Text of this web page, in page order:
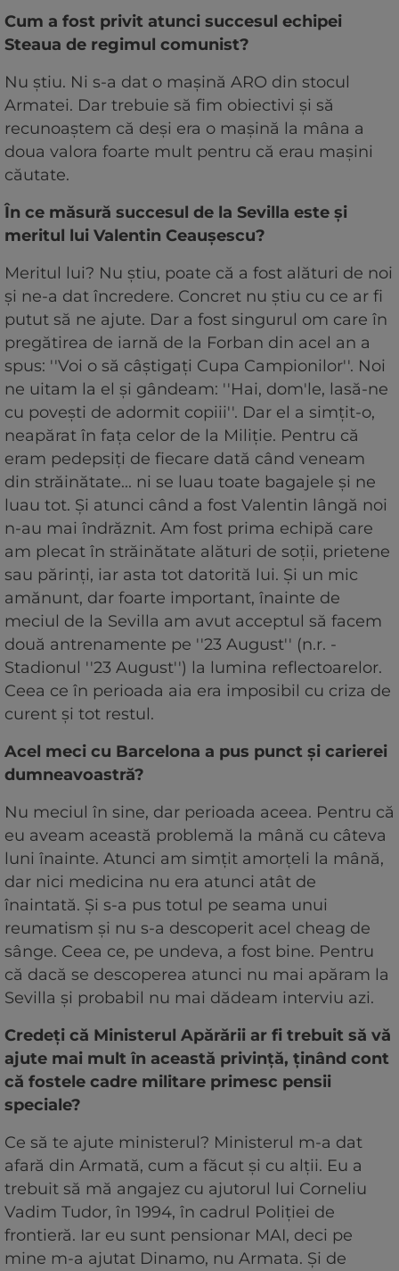
Cum a fost privit atunci succesul echipei
Steaua de regimul comunist?
Nu ştiu. Ni s-a dat o maşină ARO din stocul
Armatei. Dar trebuie să fim obiectivi şi să
recunoaştem că deşi era o maşină la mâna a
doua valora foarte mult pentru că erau maşini
căutate.
În ce măsură succesul de la Sevilla este şi
meritul lui Valentin Ceauşescu?
Meritul lui? Nu ştiu, poate că a fost alături de noi
şi ne-a dat încredere. Concret nu ştiu cu ce ar fi
putut să ne ajute. Dar a fost singurul om care în
pregătirea de iarnă de la Forban din acel an a
spus: ''Voi o să câştigaţi Cupa Campionilor''. Noi
ne uitam la el şi gândeam: ''Hai, dom'le, lasă-ne
cu poveşti de adormit copiii''. Dar el a simţit-o,
neapărat în faţa celor de la Miliţie. Pentru că
eram pedepsiţi de fiecare dată când veneam
din străinătate... ni se luau toate bagajele şi ne
luau tot. Şi atunci când a fost Valentin lângă noi
n-au mai îndrăznit. Am fost prima echipă care
am plecat în străinătate alături de soţii, prietene
sau părinţi, iar asta tot datorită lui. Şi un mic
amănunt, dar foarte important, înainte de
meciul de la Sevilla am avut acceptul să facem
două antrenamente pe ''23 August'' (n.r. -
Stadionul ''23 August'') la lumina reflectoarelor.
Ceea ce în perioada aia era imposibil cu criza de
curent şi tot restul.
Acel meci cu Barcelona a pus punct şi carierei
dumneavoastră?
Nu meciul în sine, dar perioada aceea. Pentru că
eu aveam această problemă la mână cu câteva
luni înainte. Atunci am simţit amorţeli la mână,
dar nici medicina nu era atunci atât de
înaintată. Şi s-a pus totul pe seama unui
reumatism şi nu s-a descoperit acel cheag de
sânge. Ceea ce, pe undeva, a fost bine. Pentru
că dacă se descoperea atunci nu mai apăram la
Sevilla şi probabil nu mai dădeam interviu azi.
Credeţi că Ministerul Apărării ar fi trebuit să vă
ajute mai mult în această privinţă, ţinând cont
că fostele cadre militare primesc pensii
speciale?
Ce să te ajute ministerul? Ministerul m-a dat
afară din Armată, cum a făcut şi cu alţii. Eu a
trebuit să mă angajez cu ajutorul lui Corneliu
Vadim Tudor, în 1994, în cadrul Poliţiei de
frontieră. Iar eu sunt pensionar MAI, deci pe
mine m-a ajutat Dinamo, nu Armata. Şi de